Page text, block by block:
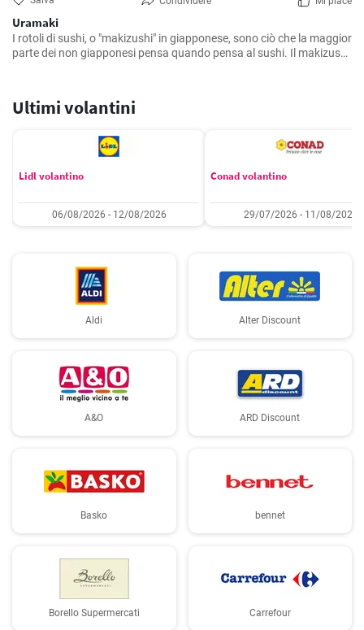
Uramaki
I rotoli di sushi, o "makizushi" in giapponese, sono ciò che la maggior
parte dei non giapponesi pensa quando pensa al sushi. Il makizushi
Ultimi volantini
Lidl volantino
06/08/2026 - 12/08/2026
Conad volantino
29/07/2026 - 11/08/2026
Aldi Alter Discount
A&O ARD Discount
Basko bennet
Borello Supermercati Carrefour